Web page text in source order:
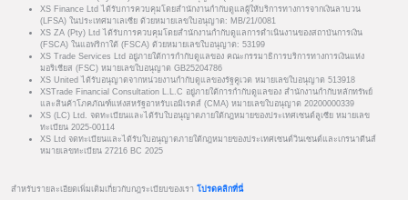
XS Finance Ltd ได้รับการควบคุมโดยสำนักงานกำกับดูแลผู้ให้บริการทางการจากเงินลาบวน
(LFSA) ในประเทศมาเลเซีย ด้วยหมายเลขใบอนุญาต: MB/21/0081
XS ZA (Pty) Ltd ได้รับการควบคุมโดยสำนักงานกำกับดูแลการดำเนินงานของสถาบันการเงิน
(FSCA) ในแอฟริกาใต้ (FSCA) ด้วยหมายเลขใบอนุญาต: 53199
XS Trade Services Ltd อยู่ภายใต้การกำกับดูแลของ คณะกรรมาธิการบริการทางการเงินแห่ง
มอริเชียส (FSC) หมายเลขใบอนุญาต GB25204786
XS United ได้รับอนุญาตจากหน่วยงานกำกับดูแลของรัฐคูเวต หมายเลขใบอนุญาต 513918
XSTrade Financial Consultation L.L.C อยู่ภายใต้การกำกับดูแลของ สำนักงานกำกับหลักทรัพย์
และสินค้าโภคภัณฑ์แห่งสหรัฐอาหรับเอมิเรตส์ (CMA) หมายเลขใบอนุญาต 20200000339
XS (LC) Ltd. จดทะเบียนและได้รับใบอนุญาตภายใต้กฎหมายของประเทศเซนต์ลูเซีย หมายเลข
ทะเบียน 2025-00114
XS Ltd จดทะเบียนและได้รับใบอนุญาตภายใต้กฎหมายของประเทศเซนต์วินเซนต์และเกรนาดีนส์
หมายเลขทะเบียน 27216 BC 2025
สำหรับรายละเอียดเพิ่มเติมเกี่ยวกับกฎระเบียบของเรา โปรดคลิกที่นี่